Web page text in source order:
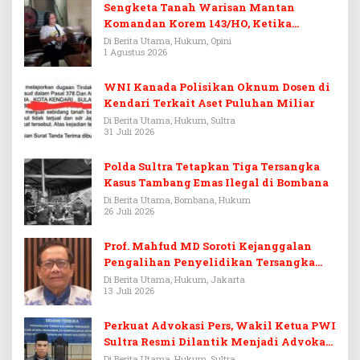
Sengketa Tanah Warisan Mantan
Komandan Korem 143/HO, Ketika
Warisan Menjadi Arena Pemerasan
Di Berita Utama, Hukum, Opini
1 Agustus 2026
WNI Kanada Polisikan Oknum Dosen di
Kendari Terkait Aset Puluhan Miliar
Di Berita Utama, Hukum, Sultra
31 Juli 2026
Polda Sultra Tetapkan Tiga Tersangka
Kasus Tambang Emas Ilegal di Bombana
Di Berita Utama, Bombana, Hukum
26 Juli 2026
Prof. Mahfud MD Soroti Kejanggalan
Pengalihan Penyelidikan Tersangka
Febrie Adriansyah
Di Berita Utama, Hukum, Jakarta
13 Juli 2026
Perkuat Advokasi Pers, Wakil Ketua PWI
Sultra Resmi Dilantik Menjadi Advokat